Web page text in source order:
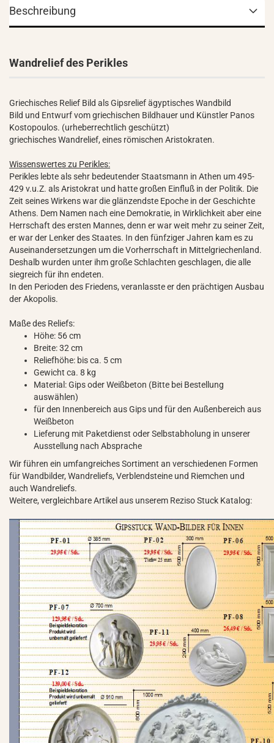
Beschreibung
Wandrelief des Perikles
Griechisches Relief Bild als Gipsrelief ägyptisches Wandbild
Bild und Entwurf vom griechischen Bildhauer und Künstler Panos
Kostopoulos. (urheberrechtlich geschützt)
griechisches Wandrelief, eines römischen Aristokraten.
Wissenswertes zu Perikles:
Perikles lebte als sehr bedeutender Staatsmann in Athen um 495-
429 v.u.Z. als Aristokrat und hatte großen Einfluß in der Politik. Die
Zeit seines Wirkens war die glänzendste Epoche in der Geschichte
Athens. Dem Namen nach eine Demokratie, in Wirklichkeit aber eine
Herrschaft des ersten Mannes, denn er war weit mehr zu seiner Zeit,
er war der Lenker des Staates. In den fünfziger Jahren kam es zu
Auseinandersetzungen um die Vorherrschaft in Mittelgriechenland.
Deshalb wurden unter ihm große Schlachten geschlagen, die alle
siegreich für ihn endeten.
In den Perioden des Friedens, veranlasste er den prächtigen Ausbau
der Akopolis.
Maße des Reliefs:
Höhe: 56 cm
Breite: 32 cm
Reliefhöhe: bis ca. 5 cm
Gewicht ca. 8 kg
Material: Gips oder Weißbeton (Bitte bei Bestellung
auswählen)
für den Innenbereich aus Gips und für den Außenbereich aus
Weißbeton
Lieferung mit Paketdienst oder Selbstabholung in unserer
Ausstellung nach Absprache
Wir führen ein umfangreiches Sortiment an verschiedenen Formen
für Wandbilder, Wandreliefs, Verblendsteine und Riemchen und
auch Wandreliefs.
Weitere, vergleichbare Artikel aus unserem Reziso Stuck Katalog: